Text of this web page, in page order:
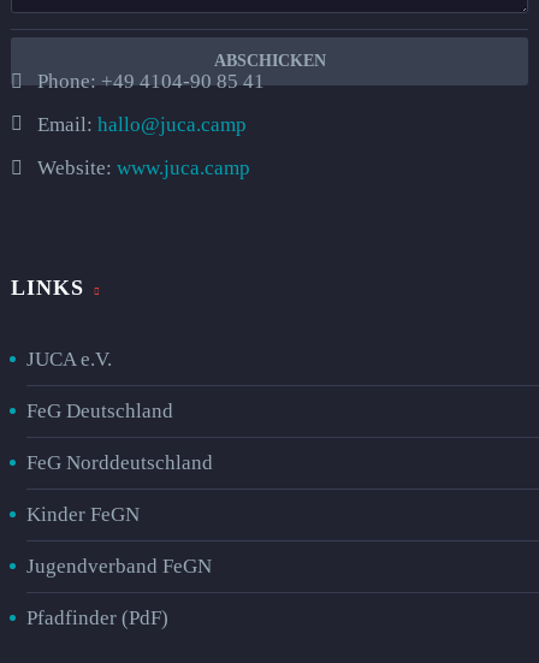
Phone:+49 4104-90 85 41
Email: hallo@juca.camp
Website: www.juca.camp
LINKS
JUCA e.V.
FeG Deutschland
FeG Norddeutschland
Kinder FeGN
Jugendverband FeGN
Pfadfinder (PdF)